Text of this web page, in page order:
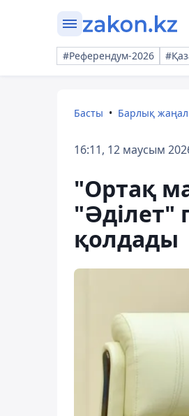
#Референдум-2026
Басты Барлық
16:11, 12 маусым
"Ортақ
"Әділет"
қолдады